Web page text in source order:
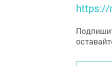
https://